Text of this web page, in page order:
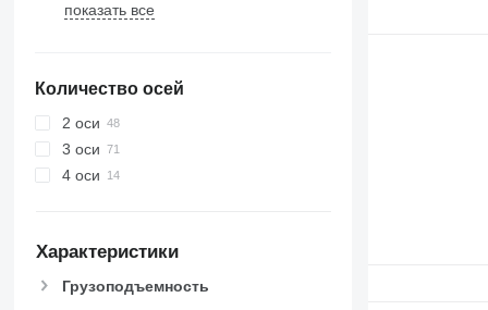
показать все
Количество осей
2 оси
3 оси
4 оси
Характеристики
Грузоподъемность